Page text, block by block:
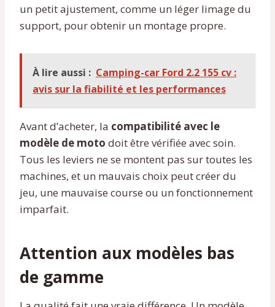
un petit ajustement, comme un léger limage du
support, pour obtenir un montage propre.
À lire aussi : Camping-car Ford 2.2 155 cv :
avis sur la fiabilité et les performances
Avant d’acheter, la compatibilité avec le
modèle de moto doit être vérifiée avec soin.
Tous les leviers ne se montent pas sur toutes les
machines, et un mauvais choix peut créer du
jeu, une mauvaise course ou un fonctionnement
imparfait.
Attention aux modèles bas
de gamme